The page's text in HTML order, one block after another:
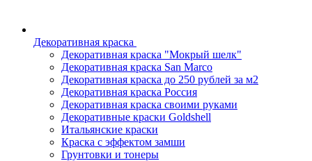
Декоративная краска
Декоративная краска "Мокрый шелк"
Декоративная краска San Marco
Декоративная краска до 250 рублей за м2
Декоративная краска Россия
Декоративная краска своими руками
Декоративные краски Goldshell
Итальянские краски
Краска с эффектом замши
Грунтовки и тонеры